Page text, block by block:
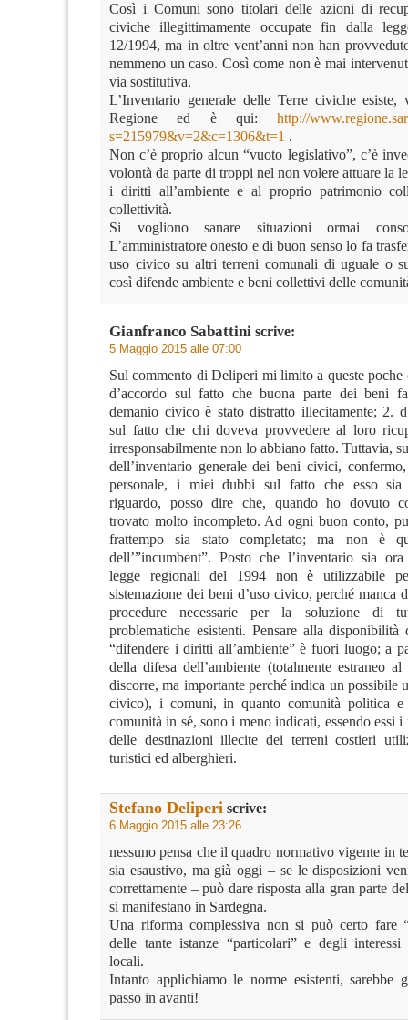
Così i Comuni sono titolari delle azioni di
civiche illegittimamente occupate fin dalla
12/1994, ma in oltre vent’anni non han
nemmeno un caso. Così come non è mai
via sostitutiva.
L’Inventario generale delle Terre civiche esiste,
Regione ed è qui: http://
s=215979&v=2&c=1306&t=1 .
Non c’è proprio alcun “vuoto legislativo”, c’è
volontà da parte di troppi nel non volere attuare la
i diritti all’ambiente e al proprio patrimonio
collettività.
Si vogliono sanare situazioni ormai
L’amministratore onesto e di buon senso lo fa
uso civico su altri terreni comunali di uguale o
così difende ambiente e beni collettivi delle
Gianfranco Sabattini scrive:
5 Maggio 2015 alle 07:00
Sul commento di Deliperi mi limito a queste poche
d’accordo sul fatto che buona parte dei beni
demanio civico è stato distratto illecitamente; 2.
sul fatto che chi doveva provvedere al loro
irresponsabilmente non lo abbiano fatto. Tuttavia,
dell’inventario generale dei beni civici,
personale, i miei dubbi sul fatto che esso sia
riguardo, posso dire che, quando ho dovuto
trovato molto incompleto. Ad ogni buon conto,
frattempo sia stato completato; ma non è
dell’”incumbent”. Posto che l’inventario sia
legge regionali del 1994 non è utilizzabile
sistemazione dei beni d’uso civico, perché manca
procedure necessarie per la soluzione di
problematiche esistenti. Pensare alla
“difendere i diritti all’ambiente” è fuori luogo; a
della difesa dell’ambiente (totalmente estraneo
discorre, ma importante perché indica un possibile
civico), i comuni, in quanto comunità politica
comunità in sé, sono i meno indicati, essendo essi
delle destinazioni illecite dei terreni costieri
turistici ed alberghieri.
Stefano Deliperi scrive:
6 Maggio 2015 alle 23:26
nessuno pensa che il quadro normativo vigente in
sia esaustivo, ma già oggi – se le disposizioni
correttamente – può dare risposta alla gran parte
si manifestano in Sardegna.
Una riforma complessiva non si può certo fare
delle tante istanze “particolari” e degli
locali.
Intanto applichiamo le norme esistenti, sarebbe
passo in avanti!